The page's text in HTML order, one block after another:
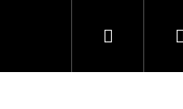
Chovatelské potřeby
Hledat